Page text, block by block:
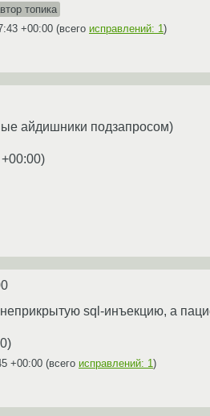
топика
+00:00 (всего исправлений: 1 )
айдишники подзапросом)
)
sql-инъекцию, а
)
+00:00 (всего исправлений: 1 )